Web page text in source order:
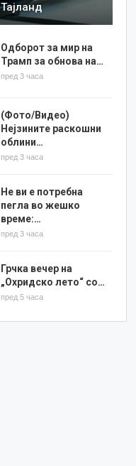
Тајланд
Одборот за мир на
Трамп за обнова на…
пред 3 часа
(Фото/Видео)
Нејзините раскошни
облини…
пред 3 часа
Не ви е потребна
пегла во жешко
време:…
пред 3 часа
Грчка вечер на
„Охридско лето“ со…
пред 5 часа